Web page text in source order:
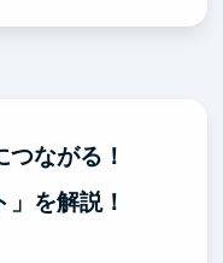
つながる！
」を解説！